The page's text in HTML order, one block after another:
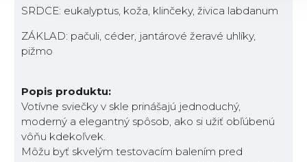
SRDCE: eukalyptus, koža, klinčeky, živica labdanum
ZÁKLAD: pačuli, céder, jantárové žeravé uhlíky,
pižmo
Popis produktu:
Votívne sviečky v skle prinášajú jednoduchý,
moderný a elegantný spôsob, ako si užiť obľúbenú
vôňu kdekoľvek.
Môžu byť skvelým testovacím balením pred